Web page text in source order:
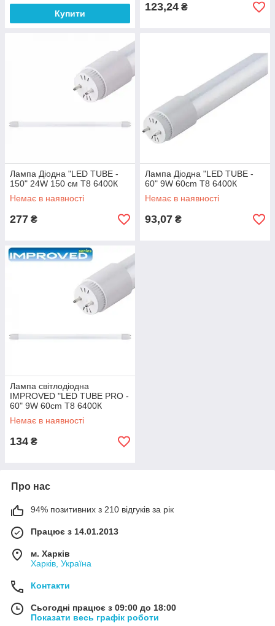
Купити
123,24 ₴
Лампа Діодна "LED TUBE -
150" 24W 150 см T8 6400К
Немає в наявності
277 ₴
Лампа Діодна "LED TUBE -
60" 9W 60cm T8 6400К
Немає в наявності
93,07 ₴
Лампа світлодіодна
IMPROVED "LED TUBE PRO -
60" 9W 60cm T8 6400К
Немає в наявності
134 ₴
Про нас
94% позитивних з 210 відгуків за рік
Працює з 14.01.2013
м. Харків
Харків, Україна
Контакти
Сьогодні працює з 09:00 до 18:00
Показати весь графік роботи